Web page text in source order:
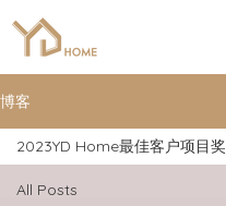
博客
All Posts
2023YD Home最佳客户项目奖